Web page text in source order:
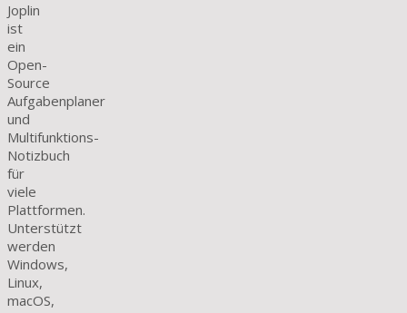
Joplin
ist
ein
Open-
Source
Aufgabenplaner
und
Multifunktions-
Notizbuch
für
viele
Plattformen.
Unterstützt
werden
Windows,
Linux,
macOS,